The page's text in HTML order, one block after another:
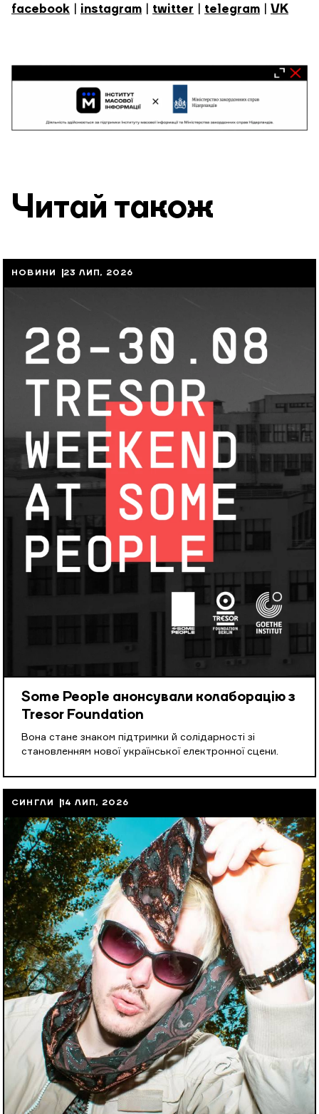
facebook instagram twitter telegram VK
Читай також
НОВИНИ 23 ЛИП, 2026
Some People анонсували колаборацію з
Tresor Foundation
Вона стане знаком підтримки й солідарності зі
становленням нової української електронної сцени.
СИНГЛИ 14 ЛИП, 2026